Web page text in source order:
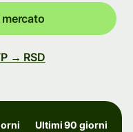
→ RSD
Ultimi 90 giorni